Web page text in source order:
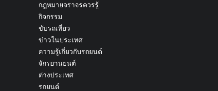
กฎหมายจราจรควรรู้
กิจกรรม
ขับรถเที่ยว
ข่าวในประเทศ
ความรู้เกี่ยวกับรถยนต์
จักรยานยนต์
ต่างประเทศ
รถยนต์